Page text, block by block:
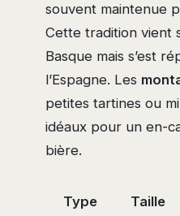
souvent maintenue
Cette tradition vient
Basque mais s’est
l’Espagne. Les
petites tartines ou
idéaux pour un en-
bière.
Type Taille